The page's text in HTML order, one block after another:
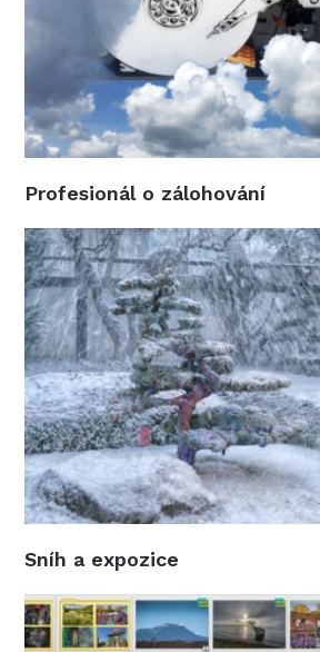
Profesionál o zálohování
Sníh a expozice